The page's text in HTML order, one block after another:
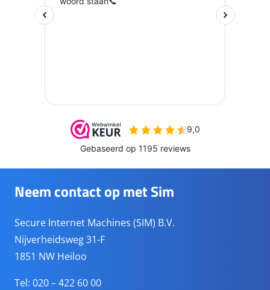
Neem contact op met Sim
Secure Internet Machines (SIM) B.V.
Nijverheidsweg 31-F
1851 NW Heiloo
Tel: 020 – 422 60 00